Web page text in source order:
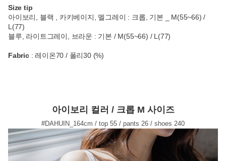
Size tip
아이보리, 블랙 , 카키베이지, 멜그레이 : 크롭, 기본 _ M(55~66) /
L(77)
블루, 라이트그레이, 브라운 : 기본 / M(55~66) / L(77)
Fabric: 레이온70 / 폴리30 (%)
아이보리 컬러 / 크롭 M 사이즈
#DAHUIN_164cm / top 55 / pants 26 / shoes 240